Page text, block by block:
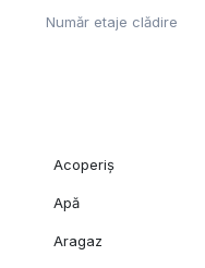
Număr etaje clădire
Acoperiș
Apă
Aragaz